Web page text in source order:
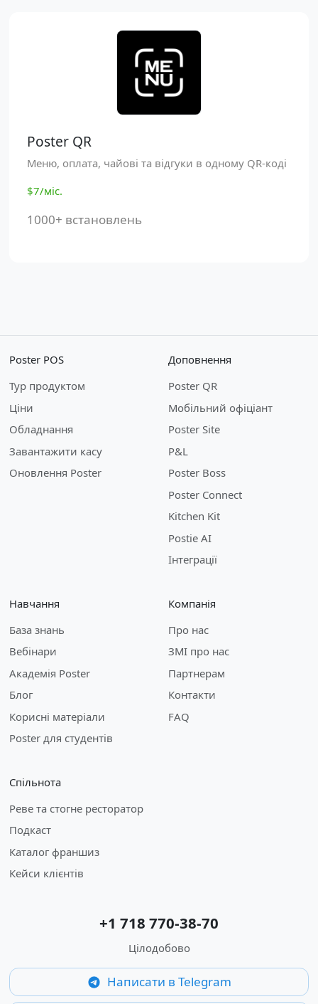
Poster QR
Меню, оплата, чайові та відгуки в одному QR-коді
$7/міс.
1000+ встановлень
Poster POS
Тур продуктом
Ціни
Обладнання
Завантажити касу
Оновлення Poster
Доповнення
Poster QR
Мобільний офіціант
Poster Site
P&L
Poster Boss
Poster Connect
Kitchen Kit
Postie AI
Інтеграції
Навчання
База знань
Вебінари
Академія Poster
Блог
Корисні матеріали
Poster для студентів
Компанія
Про нас
ЗМІ про нас
Партнерам
Контакти
FAQ
Спільнота
Реве та стогне ресторатор
Подкаст
Каталог франшиз
Кейси клієнтів
+1 718 770-38-70
Цілодобово
Написати в Telegram